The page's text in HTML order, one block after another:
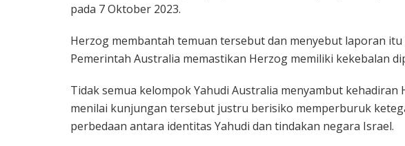
pada 7 Oktober 2023.
Herzog membantah temuan tersebut dan menyebut laporan
Pemerintah Australia memastikan Herzog memiliki kekebalan
Tidak semua kelompok Yahudi Australia menyambut kehadiran
menilai kunjungan tersebut justru berisiko memperburuk
perbedaan antara identitas Yahudi dan tindakan negara Israel.